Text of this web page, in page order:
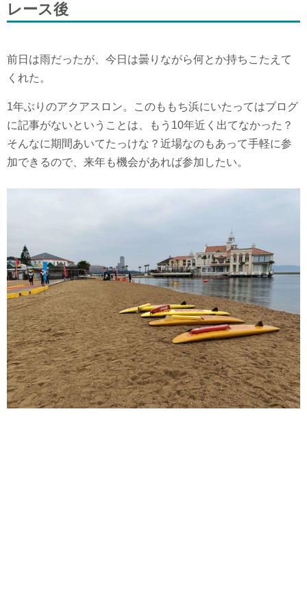
レース後
前日は雨だったが、今日は曇りながら何とか持ちこたえて
くれた。
1年ぶりのアクアスロン。このももち浜にいたってはブログ
に記事がないということは、もう10年近く出てなかった？
そんなに期間あいてたっけな？近場なのもあって手軽に参
加できるので、来年も機会があれば参加したい。